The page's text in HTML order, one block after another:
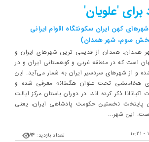
'علویان'
شهرهای کهن ایران سکونتگاه اقوام ایرانی
سوم، شهر همدان)
همدان: همدان از قدیمی ترین شهرهای ایران و
است که در منطقه غربی و کوهستانی ایران و در
و از شهرهای سردسیر ایران به‌ شمار می‌آید. این
هخامنشی تحت عنوان هگمتانه معرفی شده و
اکباتانا ذکر کرده اند، در دوران باستان مرکز ایالت
پایتخت نخستین حکومت پادشاهی ایران، یعنی
این شهر...
تعداد بازدید: 994